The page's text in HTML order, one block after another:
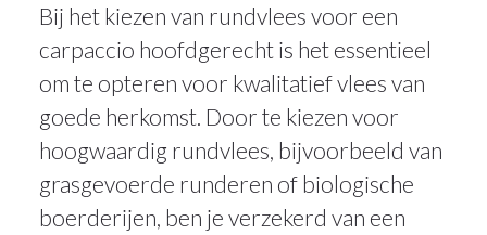
Bij het kiezen van rundvlees voor een
carpaccio hoofdgerecht is het essentieel
om te opteren voor kwalitatief vlees van
goede herkomst. Door te kiezen voor
hoogwaardig rundvlees, bijvoorbeeld van
grasgevoerde runderen of biologische
boerderijen, ben je verzekerd van een